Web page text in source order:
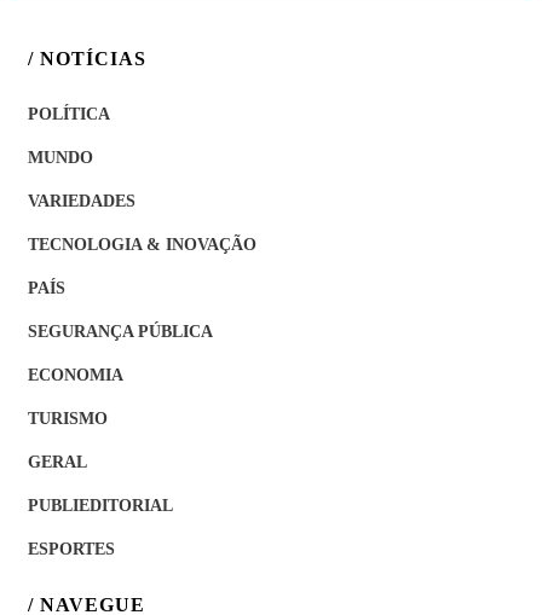
/ NOTÍCIAS
POLÍTICA
MUNDO
VARIEDADES
TECNOLOGIA & INOVAÇÃO
PAÍS
SEGURANÇA PÚBLICA
ECONOMIA
TURISMO
GERAL
PUBLIEDITORIAL
ESPORTES
/ NAVEGUE